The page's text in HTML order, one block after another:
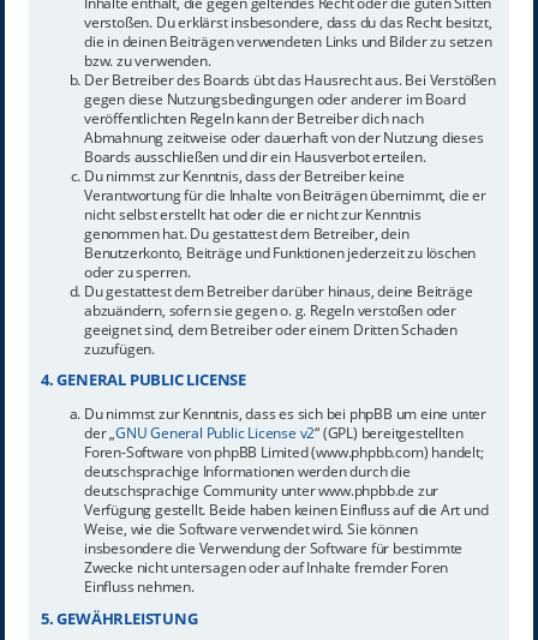
verstoßen. Du erklärst insbesondere, dass du das Recht besitzt,
die in deinen Beiträgen verwendeten Links und Bilder zu setzen
bzw. zu verwenden.
Der Betreiber des Boards übt das Hausrecht aus. Bei Verstößen
gegen diese Nutzungsbedingungen oder anderer im Board
veröffentlichten Regeln kann der Betreiber dich nach
Abmahnung zeitweise oder dauerhaft von der Nutzung dieses
Boards ausschließen und dir ein Hausverbot erteilen.
Du nimmst zur Kenntnis, dass der Betreiber keine
Verantwortung für die Inhalte von Beiträgen übernimmt, die er
nicht selbst erstellt hat oder die er nicht zur Kenntnis
genommen hat. Du gestattest dem Betreiber, dein
Benutzerkonto, Beiträge und Funktionen jederzeit zu löschen
oder zu sperren.
Du gestattest dem Betreiber darüber hinaus, deine Beiträge
abzuändern, sofern sie gegen o. g. Regeln verstoßen oder
geeignet sind, dem Betreiber oder einem Dritten Schaden
zuzufügen.
4. GENERAL PUBLIC LICENSE
Du nimmst zur Kenntnis, dass es sich bei phpBB um eine unter
der „GNU General Public License v2“ (GPL) bereitgestellten
Foren-Software von phpBB Limited (www.phpbb.com) handelt;
deutschsprachige Informationen werden durch die
deutschsprachige Community unter www.phpbb.de zur
Verfügung gestellt. Beide haben keinen Einfluss auf die Art und
Weise, wie die Software verwendet wird. Sie können
insbesondere die Verwendung der Software für bestimmte
Zwecke nicht untersagen oder auf Inhalte fremder Foren
Einfluss nehmen.
5. GEWÄHRLEISTUNG